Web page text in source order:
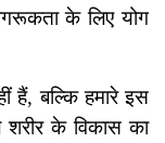
के लिए योग
हैं, बल्कि हमारे इस
शरीर के विकास का